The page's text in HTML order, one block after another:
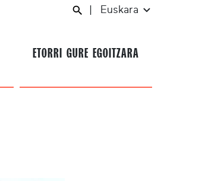
Euskara
ETORRI GURE EGOITZARA